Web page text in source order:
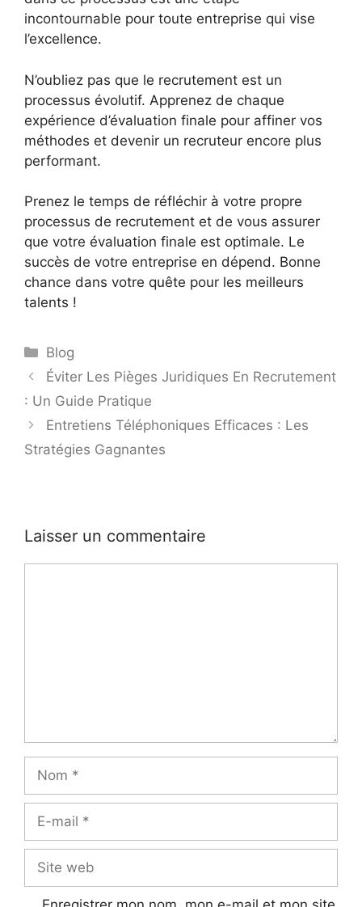
incontournable pour toute entreprise qui vise
l’excellence.
N’oubliez pas que le recrutement est un
processus évolutif. Apprenez de chaque
expérience d’évaluation finale pour affiner vos
méthodes et devenir un recruteur encore plus
performant.
Prenez le temps de réfléchir à votre propre
processus de recrutement et de vous assurer
que votre évaluation finale est optimale. Le
succès de votre entreprise en dépend. Bonne
chance dans votre quête pour les meilleurs
talents !
Blog
Éviter Les Pièges Juridiques En Recrutement
: Un Guide Pratique
Entretiens Téléphoniques Efficaces : Les
Stratégies Gagnantes
Laisser un commentaire